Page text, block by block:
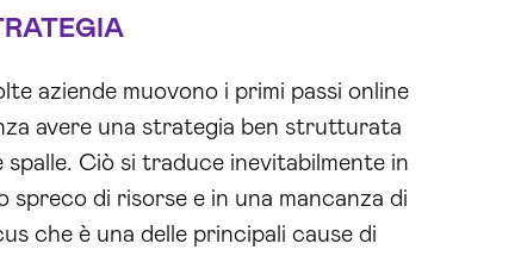
aziende muovono i primi passi online
avere una strategia ben strutturata
spalle. Ciò si traduce inevitabilmente in
spreco di risorse e in una mancanza di
che è una delle principali cause di